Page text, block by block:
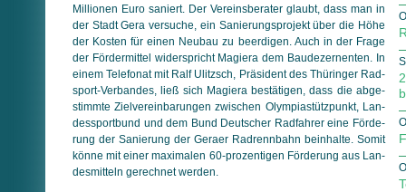
Millionen Euro saniert. Der Vereinsberater glaubt, dass man in
der Stadt Gera versuche, ein Sanierungsprojekt über die Höhe
der Kosten für einen Neubau zu beerdigen. Auch in der Frage
der Fördermittel widerspricht Magiera dem Baudezernenten. In
einem Telefonat mit Ralf Ulitzsch, Präsident des Thüringer Rad­
sport-Verbandes, ließ sich Magiera bestätigen, dass die ab­ge­
stimm­te Zielvereinbarungen zwischen Olympiastützpunkt, Lan­
des­sportbund und dem Bund Deutscher Radfahrer eine För­de­
rung der Sanierung der Geraer Radrennbahn beinhalte. Somit
könne mit einer maximalen 60-prozentigen Förderung aus Lan­
des­mit­teln gerechnet werden.